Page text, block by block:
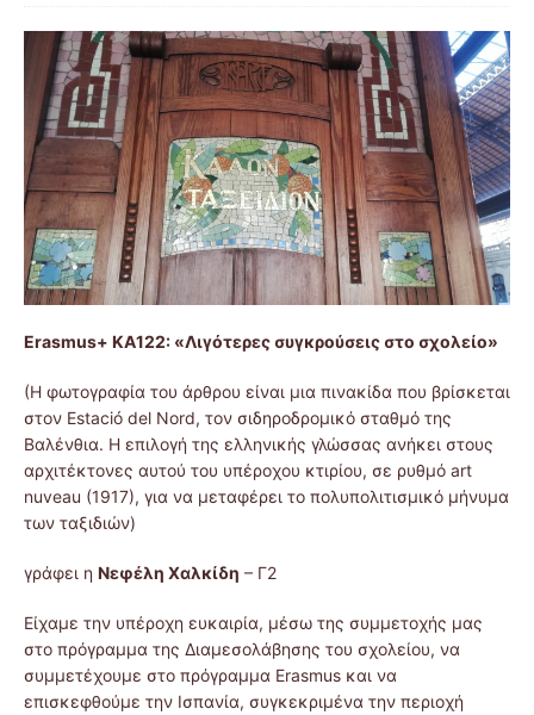
Erasmus+ KA122: «Λιγότερες συγκρούσεις στο σχολείο»
(Η φωτογραφία του άρθρου είναι μια πινακίδα που βρίσκεται
στον Estació del Nord, τον σιδηροδρομικό σταθμό της
Βαλένθια. Η επιλογή της ελληνικής γλώσσας ανήκει στους
αρχιτέκτονες αυτού του υπέροχου κτιρίου, σε ρυθμό art
nuveau (1917), για να μεταφέρει το πολυπολιτισμικό μήνυμα
των ταξιδιών)
γράφει η Νεφέλη Χαλκίδη – Γ2
Είχαμε την υπέροχη ευκαιρία, μέσω της συμμετοχής μας
στο πρόγραμμα της Διαμεσολάβησης του σχολείου, να
συμμετέχουμε στο πρόγραμμα Erasmus και να
επισκεφθούμε την Ισπανία, συγκεκριμένα την περιοχή